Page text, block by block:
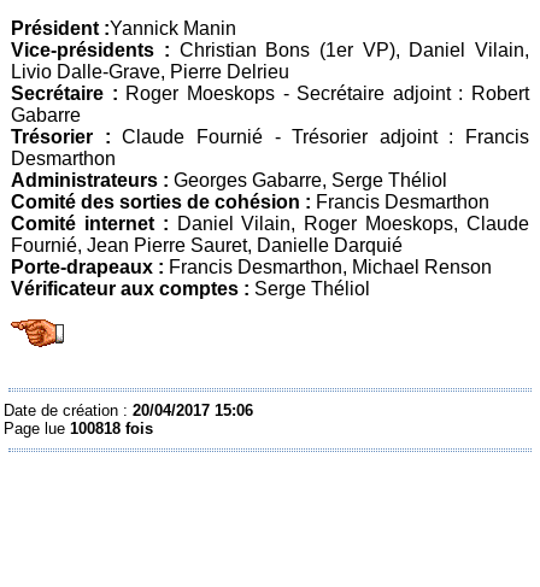
Président :Yannick Manin
Vice-présidents : Christian Bons (1er VP), Daniel Vilain,
Livio Dalle-Grave, Pierre Delrieu
Secrétaire : Roger Moeskops - Secrétaire adjoint : Robert
Gabarre
Trésorier : Claude Fournié - Trésorier adjoint : Francis
Desmarthon
Administrateurs : Georges Gabarre, Serge Théliol
Comité des sorties de cohésion : Francis Desmarthon
Comité internet : Daniel Vilain, Roger Moeskops, Claude
Fournié, Jean Pierre Sauret, Danielle Darquié
Porte-drapeaux : Francis Desmarthon, Michael Renson
Vérificateur aux comptes : Serge Théliol
Date de création :20/04/2017 15:06
Page lue100818 fois